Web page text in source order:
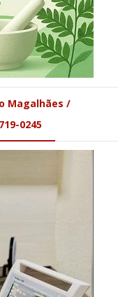
Magalhães /
0245